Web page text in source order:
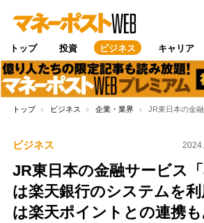
トップ 投資 ビジネス キャリア
トップ ビジネス 企業・業界 JR東日本の金
ビジネス
JR東日本の金融サービス
は楽天銀行のシステムを
は楽天ポイントとの連携